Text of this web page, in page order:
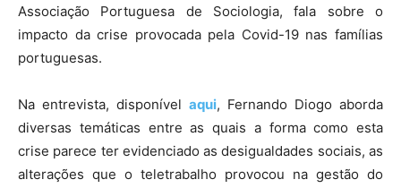
Associação Portuguesa de Sociologia, fala sobre o
impacto da crise provocada pela Covid-19 nas famílias
portuguesas.
Na entrevista, disponível aqui, Fernando Diogo aborda
diversas temáticas entre as quais a forma como esta
crise parece ter evidenciado as desigualdades sociais, as
alterações que o teletrabalho provocou na gestão do